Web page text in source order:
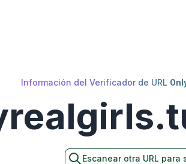
Información del Verificador de URL
Escanear otra URL para